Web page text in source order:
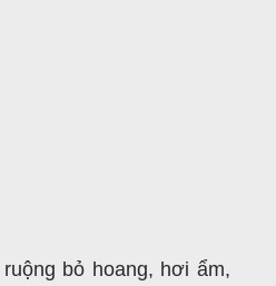
bỏ hoang, hơi ẩm,